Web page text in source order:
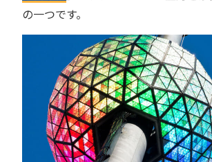
の一つです。